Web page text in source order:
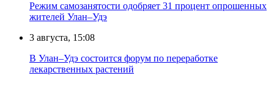
Режим самозанятости одобряет 31 процент опрошенных
жителей Улан–Удэ
3 августа, 15:08
В Улан–Удэ состоится форум по переработке
лекарственных растений